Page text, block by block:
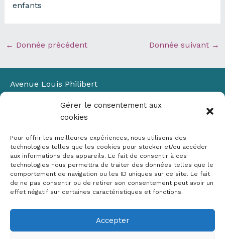
Gérer le consentement aux
cookies
Pour offrir les meilleures expériences, nous utilisons des
technologies telles que les cookies pour stocker et/ou accéder
aux informations des appareils. Le fait de consentir à ces
technologies nous permettra de traiter des données telles que le
comportement de navigation ou les ID uniques sur ce site. Le fait
de ne pas consentir ou de retirer son consentement peut avoir un
effet négatif sur certaines caractéristiques et fonctions.
Accepter
enfants
← Donnée précédent Donnée suivant →
Avenue Louis Philibert
Bâtiment Laennec
13100 Aix-en-Provence
✉ contact@crige-paca.org
Mentions légales